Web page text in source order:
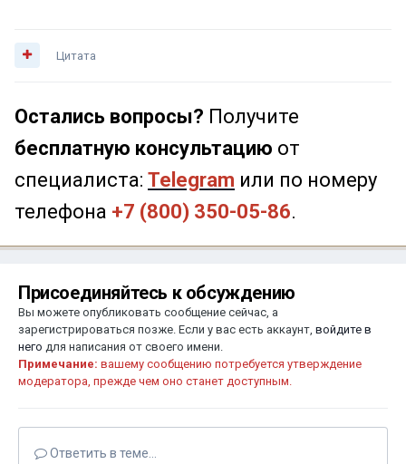
Цитата
Остались вопросы? Получите
бесплатную консультацию от
специалиста: Telegram или по номеру
телефона +7 (800) 350-05-86.
Присоединяйтесь к обсуждению
Вы можете опубликовать сообщение сейчас, а
зарегистрироваться позже. Если у вас есть аккаунт, войдите в
него для написания от своего имени.
Примечание: вашему сообщению потребуется утверждение
модератора, прежде чем оно станет доступным.
Ответить в теме...